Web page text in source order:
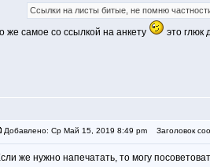
Ссылки на листы битые, не помню
же самое со ссылкой на анкету это глюк
Добавлено: Ср Май 15, 2019 8:49 pm Заголовок
же нужно напечатать, то могу